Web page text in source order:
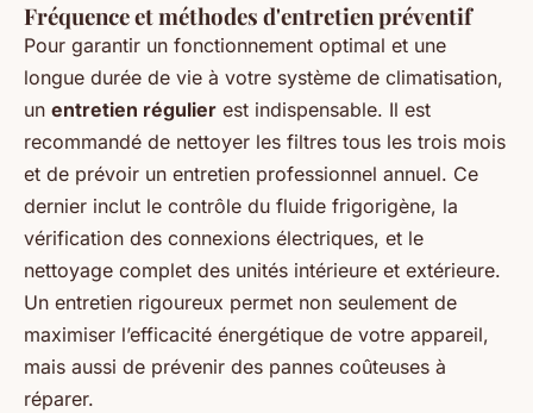
Fréquence et méthodes d'entretien préventif
Pour garantir un fonctionnement optimal et une
longue durée de vie à votre système de climatisation,
un entretien régulier est indispensable. Il est
recommandé de nettoyer les filtres tous les trois mois
et de prévoir un entretien professionnel annuel. Ce
dernier inclut le contrôle du fluide frigorigène, la
vérification des connexions électriques, et le
nettoyage complet des unités intérieure et extérieure.
Un entretien rigoureux permet non seulement de
maximiser l’efficacité énergétique de votre appareil,
mais aussi de prévenir des pannes coûteuses à
réparer.